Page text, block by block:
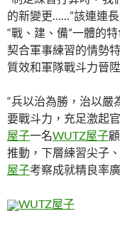
的新變更……”該連連
“戰、建、備”一體的
契合軍事練習的情勢
質效和軍隊戰斗力晉陞
“兵以治為勝，治以嚴
要戰斗力，充足激起
屋子一名WUTZ屋子
推動，下層練習尖子
屋子考察成就精良率廣
WUTZ屋子